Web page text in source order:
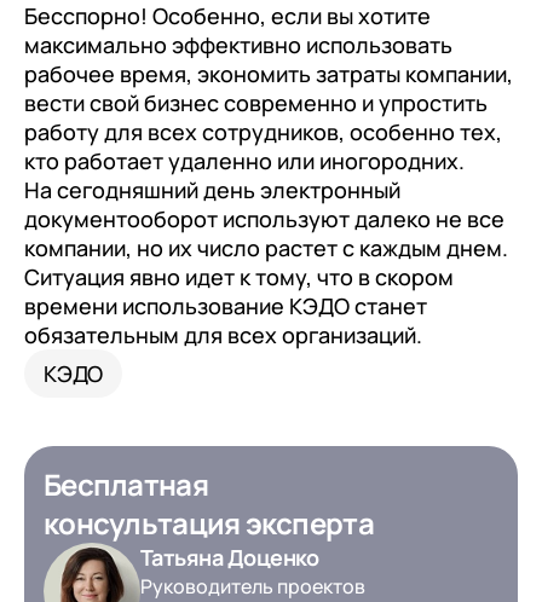
Бесспорно! Особенно, если вы хотите
максимально эффективно использовать
рабочее время, экономить затраты компании,
вести свой бизнес современно и упростить
работу для всех сотрудников, особенно тех,
кто работает удаленно или иногородних.
На сегодняшний день электронный
документооборот используют далеко не все
компании, но их число растет с каждым днем.
Ситуация явно идет к тому, что в скором
времени использование КЭДО станет
обязательным для всех организаций.
КЭДО
Бесплатная
консультация эксперта
Татьяна Доценко
Руководитель проектов